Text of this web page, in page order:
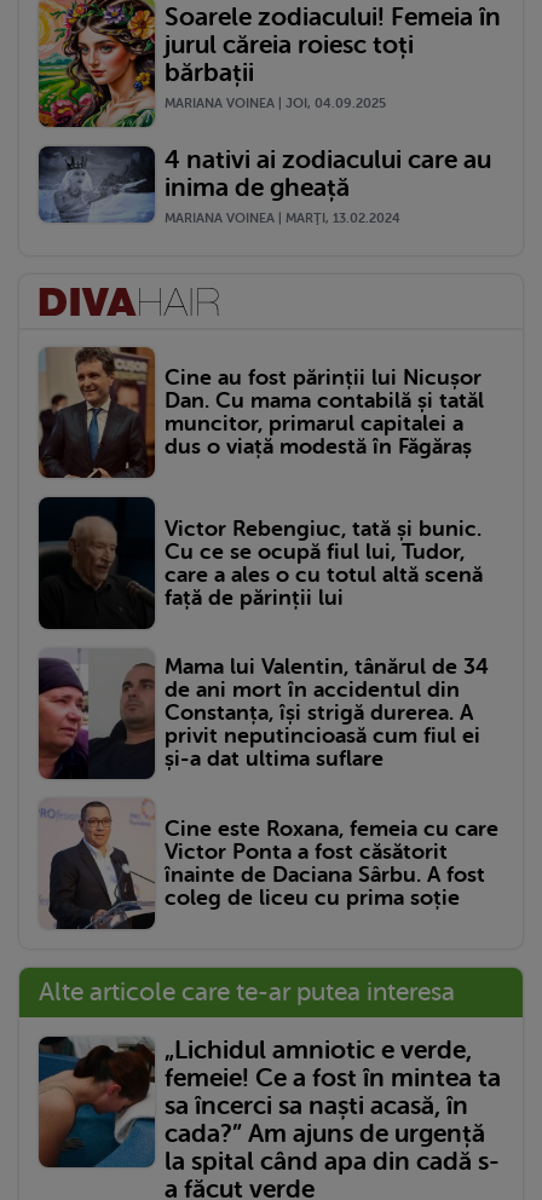
Soarele zodiacului! Femeia în
jurul căreia roiesc toți
bărbații
MARIANA VOINEA | JOI, 04.09.2025
4 nativi ai zodiacului care au
inima de gheață
MARIANA VOINEA | MARŢI, 13.02.2024
Cine au fost părinții lui Nicușor
Dan. Cu mama contabilă și tatăl
muncitor, primarul capitalei a
dus o viață modestă în Făgăraș
Victor Rebengiuc, tată și bunic.
Cu ce se ocupă fiul lui, Tudor,
care a ales o cu totul altă scenă
față de părinții lui
Mama lui Valentin, tânărul de 34
de ani mort în accidentul din
Constanța, își strigă durerea. A
privit neputincioasă cum fiul ei
și-a dat ultima suflare
Cine este Roxana, femeia cu care
Victor Ponta a fost căsătorit
înainte de Daciana Sârbu. A fost
coleg de liceu cu prima soție
Alte articole care te-ar putea interesa
„Lichidul amniotic e verde,
femeie! Ce a fost în mintea ta
sa încerci sa naști acasă, în
cada?” Am ajuns de urgență
la spital când apa din cadă s-
a făcut verde